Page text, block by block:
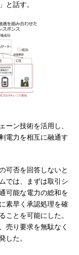
と話す。
ン技術を活用し、
電力を相互に融通す
可否を回答しないと
では、まずは取引シ
可能な電力の総和を
素早く承認処理を確
ことを可能にした。
売り要求を無駄なく
した。